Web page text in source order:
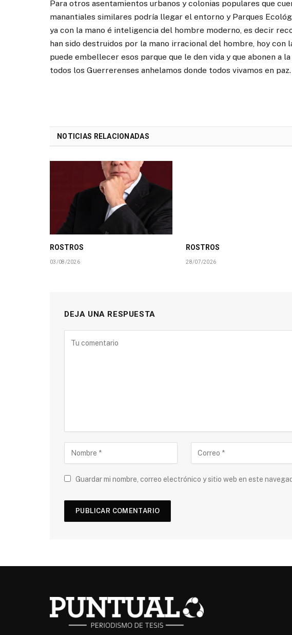
Para otros asentamientos urbanos y colonias populares que
manantiales similares podría llegar el entorno y Parques
ya con la mano é inteligencia del hombre moderno, es decir
han sido destruidos por la mano irracional del hombre, hoy
puede embellecer esos parque que le den vida y que abonen a
todos los Guerrerenses anhelamos donde todos vivamos en paz.
NOTICIAS RELACIONADAS
ROSTROS
03/08/2026
ROSTROS
28/07/2026
DEJA UNA RESPUESTA
Guardar mi nombre, correo electrónico y sitio web en este